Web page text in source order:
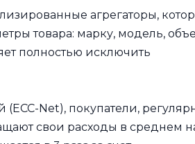
агрегаторы,
товара: марку, модель,
полностью исключить
Net), покупатели,
свои расходы в среднем